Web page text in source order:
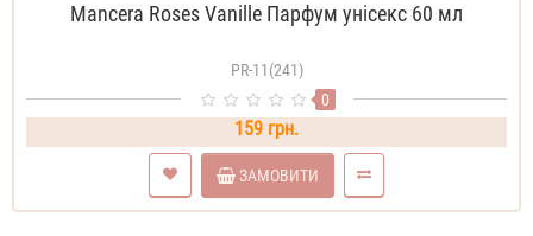
Mancera Roses Vanille Парфум унісекс 60 мл
PR-11(241)
0
159 грн.
ЗАМОВИТИ